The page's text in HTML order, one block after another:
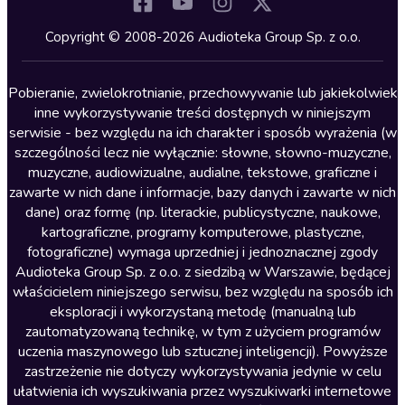
Kryminały
Lektury szkolne
Literatura anglojęzyczna
Literatura faktu
Literatura obyczajowa
Literatura piękna obca
Literatura piękna polska
Nagrania relaksacyjne
Nauka języków
Nauki humanistyczne
Podcasty i audycje
Polityka
Prasa
Copyright © 2008-2026 Audioteka Group Sp. z o.o.
Pobieranie, zwielokrotnianie, przechowywanie lub jakiekolwiek
inne wykorzystywanie treści dostępnych w niniejszym
serwisie - bez względu na ich charakter i sposób wyrażenia (w
szczególności lecz nie wyłącznie: słowne, słowno-muzyczne,
muzyczne, audiowizualne, audialne, tekstowe, graficzne i
zawarte w nich dane i informacje, bazy danych i zawarte w nich
dane) oraz formę (np. literackie, publicystyczne, naukowe,
kartograficzne, programy komputerowe, plastyczne,
fotograficzne) wymaga uprzedniej i jednoznacznej zgody
Audioteka Group Sp. z o.o. z siedzibą w Warszawie, będącej
właścicielem niniejszego serwisu, bez względu na sposób ich
eksploracji i wykorzystaną metodę (manualną lub
zautomatyzowaną technikę, w tym z użyciem programów
uczenia maszynowego lub sztucznej inteligencji). Powyższe
zastrzeżenie nie dotyczy wykorzystywania jedynie w celu
ułatwienia ich wyszukiwania przez wyszukiwarki internetowe